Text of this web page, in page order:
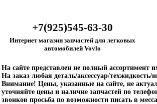
+7(925)545-63-30
Интернет магазин запчастей для легковых
автомобилей Vovlo
На сайте представлен не полный ассортимент
На заказ любая деталь/аксессуар/техжидкость/
Внимание! Цены, указанные на сайте, не
уточняйте цены и наличие запчастей по
звонков просьба по возможности писать в